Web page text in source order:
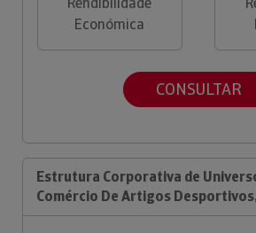
Económica
CONSULTAR
Estrutura Corporativa de
Comércio De Artigos